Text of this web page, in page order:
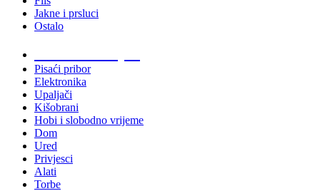
Jakne i prsluci
Ostalo
Pisaći pribor
Elektronika
Upaljači
Kišobrani
Hobi i slobodno vrijeme
Dom
Ured
Privjesci
Alati
Torbe